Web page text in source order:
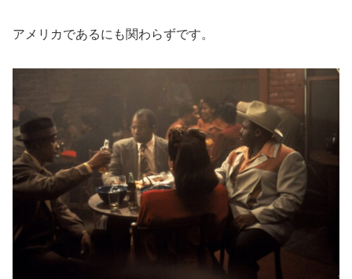
アメリカであるにも関わらずです。